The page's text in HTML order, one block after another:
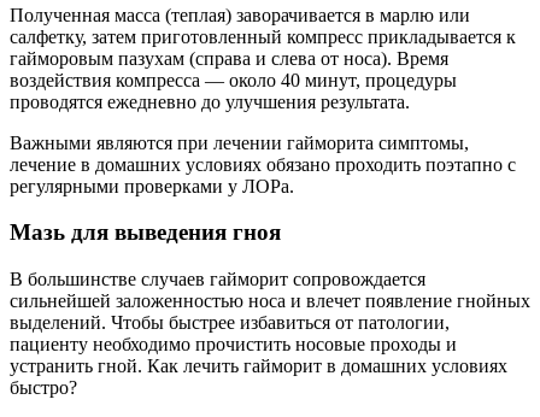
Полученная масса (теплая) заворачивается в марлю или
салфетку, затем приготовленный компресс прикладывается к
гайморовым пазухам (справа и слева от носа). Время
воздействия компресса — около 40 минут, процедуры
проводятся ежедневно до улучшения результата.
Важными являются при лечении гайморита симптомы,
лечение в домашних условиях обязано проходить поэтапно с
регулярными проверками у ЛОРа.
Мазь для выведения гноя
В большинстве случаев гайморит сопровождается
сильнейшей заложенностью носа и влечет появление гнойных
выделений. Чтобы быстрее избавиться от патологии,
пациенту необходимо прочистить носовые проходы и
устранить гной. Как лечить гайморит в домашних условиях
быстро?